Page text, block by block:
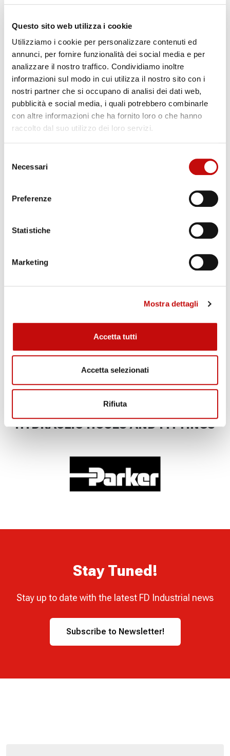
Questo sito web utilizza i cookie
Utilizziamo i cookie per personalizzare contenuti ed
annunci, per fornire funzionalità dei social media e per
analizzare il nostro traffico. Condividiamo inoltre
informazioni sul modo in cui utilizza il nostro sito con i
nostri partner che si occupano di analisi dei dati web,
pubblicità e social media, i quali potrebbero combinarle
con altre informazioni che ha fornito loro o che hanno
raccolto dal suo utilizzo dei loro servizi.
delNecessari
Preferenze
Statistiche
Marketing
Mostra dettagli
Accetta tutti
Accetta selezionati
Rifiuta
HYDRAULIC HOSES AND FITTINGS
Stay Tuned!
Stay up to date with the latest FD Industrial news
Subscribe to Newsletter!